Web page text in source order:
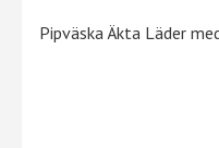
Pipväska Äkta Läder